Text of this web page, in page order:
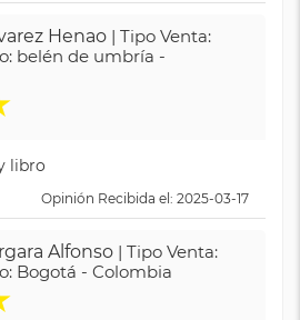
Henao | Tipo Venta:
belén de umbría -
libro
Opinión Recibida el: 2025-03-17
Alfonso | Tipo Venta:
Bogotá - Colombia